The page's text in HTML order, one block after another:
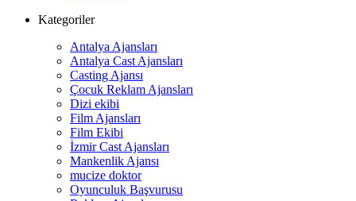
Kategoriler
Antalya Ajansları
Antalya Cast Ajansları
Casting Ajansı
Çocuk Reklam Ajansları
Dizi ekibi
Film Ajansları
Film Ekibi
İzmir Cast Ajansları
Mankenlik Ajansı
mucize doktor
Oyunculuk Başvurusu